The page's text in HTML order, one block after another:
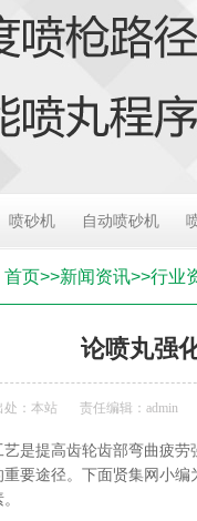
喷砂机 自动喷砂机
首页>>新闻资讯>>行业
论喷丸强
处：本站 责任编辑：admin
是提高齿轮齿部弯曲疲
重要途径。下面贤集网小